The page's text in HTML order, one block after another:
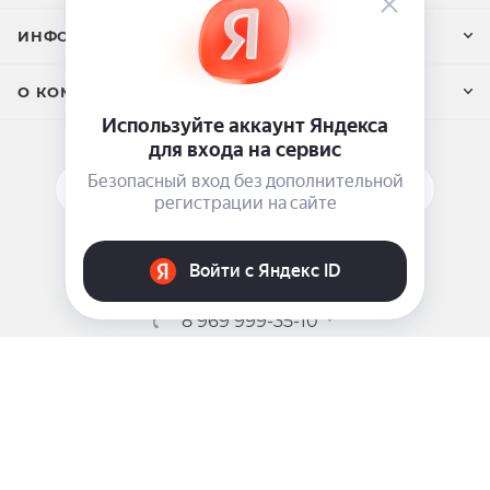
ИНФОРМАЦИЯ
О КОМПАНИИ
ПОДПИСАТЬСЯ НА РАССЫЛКУ
ЗАДАТЬ ВОПРОС
8 969 999-35-10